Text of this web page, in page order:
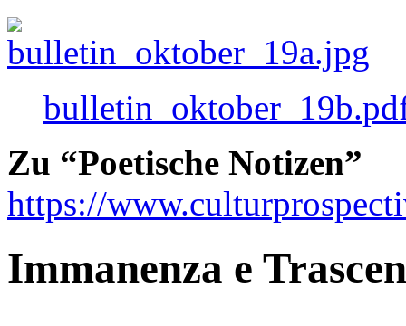
Zu “Poetische Notizen”
https://
Immanenza e